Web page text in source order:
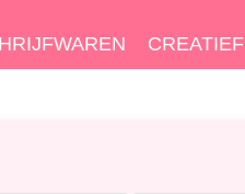
CREATIEF